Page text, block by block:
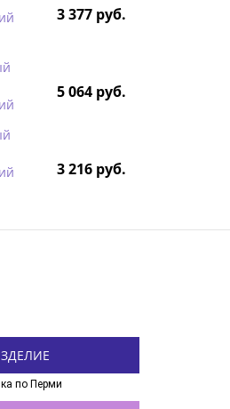
3 377 руб.
5 064 руб.
3 216 руб.
по Перми